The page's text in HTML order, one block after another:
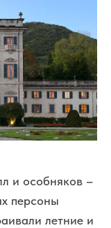
и особняков –
персоны
летние и